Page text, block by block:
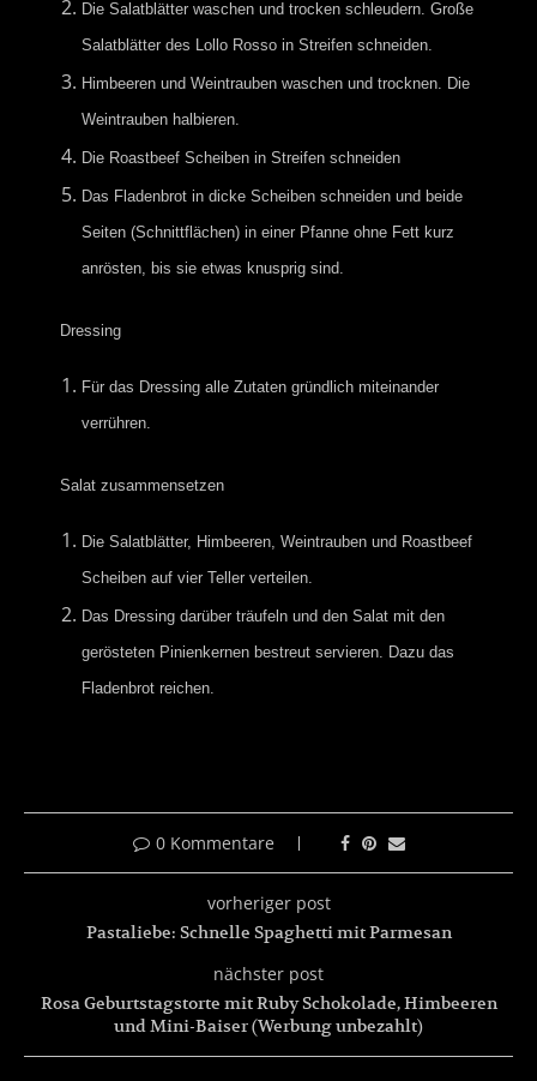
Die Salatblätter waschen und trocken schleudern. Große
Salatblätter des Lollo Rosso in Streifen schneiden.
Himbeeren und Weintrauben waschen und trocknen. Die
Weintrauben halbieren.
Die Roastbeef Scheiben in Streifen schneiden
Das Fladenbrot in dicke Scheiben schneiden und beide
Seiten (Schnittflächen) in einer Pfanne ohne Fett kurz
anrösten, bis sie etwas knusprig sind.
Dressing
Für das Dressing alle Zutaten gründlich miteinander
verrühren.
Salat zusammensetzen
Die Salatblätter, Himbeeren, Weintrauben und Roastbeef
Scheiben auf vier Teller verteilen.
Das Dressing darüber träufeln und den Salat mit den
gerösteten Pinienkernen bestreut servieren. Dazu das
Fladenbrot reichen.
0 Kommentare
vorheriger post
Pastaliebe: Schnelle Spaghetti mit Parmesan
nächster post
Rosa Geburtstagstorte mit Ruby Schokolade, Himbeeren
und Mini-Baiser (Werbung unbezahlt)